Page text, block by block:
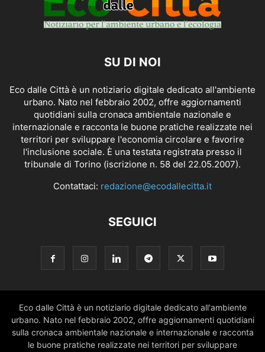
SU DI NOI
Eco dalle Città è un notiziario digitale dedicato all'ambiente
urbano. Nato nel febbraio 2002, offre aggiornamenti
quotidiani sulla cronaca ambientale nazionale e
internazionale e racconta le buone pratiche realizzate nei
territori per sviluppare l'economia circolare e favorire
l'inclusione sociale. È una testata registrata presso il
tribunale di Torino (iscrizione n. 58 del 22.05.2007).
Contattaci: redazione@ecodallecitta.it
SEGUICI
Eco dalle Città è un notiziario digitale dedicato all'ambiente
urbano. Nato nel febbraio 2002, offre aggiornamenti quotidiani
sulla cronaca ambientale nazionale e internazionale e racconta
le buone pratiche realizzate nei territori per sviluppare